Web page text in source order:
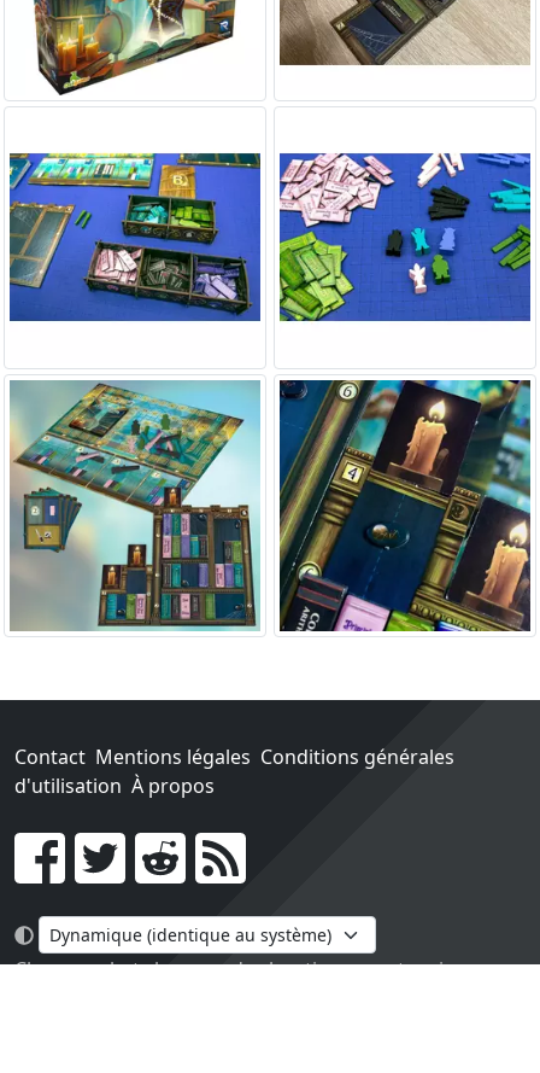
Contact Mentions légales Conditions générales
d'utilisation À propos
Go !
Chaque achat chez une des boutiques partenaires nous